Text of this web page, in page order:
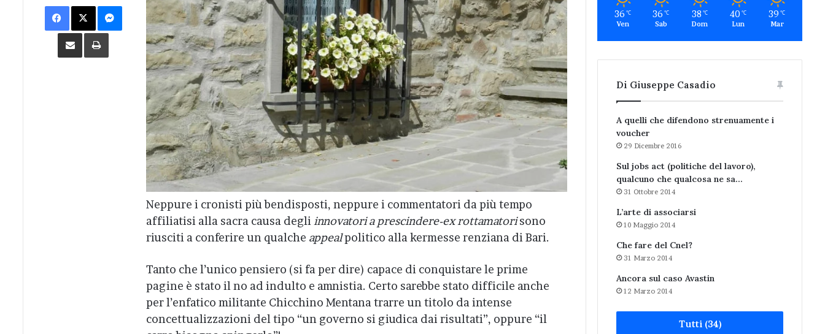
Neppure i cronisti più bendisposti, neppure i commentatori da più tempo
affiliatisi alla sacra causa degli innovatori a prescindere-ex rottamatorisono
riusciti a conferire un qualche appealpolitico alla kermesse renziana di Bari.
Tanto che l’unico pensiero (si fa per dire) capace di conquistare le prime
pagine è stato il no ad indulto e amnistia. Certo sarebbe stato difficile anche
per l’enfatico militante Chicchino Mentana trarre un titolo da intense
concettualizzazioni del tipo “un governo si giudica dai risultati”, oppure “il
Facebook
X Messenger
Condividi via Email Stampa
36 ℃
Ven
36 ℃
Sab
38 ℃
Dom
40 ℃
Lun
39 ℃
Mar
Di Giuseppe Casadio
A quelli che difendono strenuamente i
voucher
29 Dicembre 2016
Sul jobs act (politiche del lavoro),
qualcuno che qualcosa ne sa…
31 Ottobre 2014
L’arte di associarsi
10 Maggio 2014
Che fare del Cnel?
31 Marzo 2014
Ancora sul caso Avastin
12 Marzo 2014
Tutti (34)